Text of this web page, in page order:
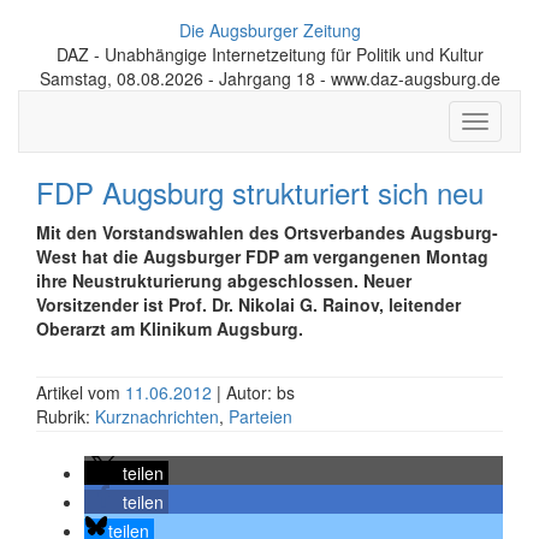
Die Augsburger Zeitung
DAZ - Unabhängige Internetzeitung für Politik und Kultur
Samstag, 08.08.2026 - Jahrgang 18 - www.daz-augsburg.de
Toggle
FDP Augsburg strukturiert sich neu
Mit den Vorstandswahlen des Ortsverbandes Augsburg-
West hat die Augsburger FDP am vergangenen Montag
ihre Neustrukturierung abgeschlossen. Neuer
Vorsitzender ist Prof. Dr. Nikolai G. Rainov, leitender
Oberarzt am Klinikum Augsburg.
Artikel vom 11.06.2012 | Autor: bs
Rubrik: Kurznachrichten, Parteien
teilen
teilen
teilen